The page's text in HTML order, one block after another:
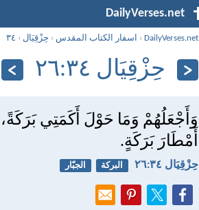
DailyVerses.net
DailyVerses.net
› اسفار الكتاب المقدس › حِزْقِيَال › ٣٤
حِزْقِيَال ٣٤:‏٢٦
وَأَجْعَلُهُمْ وَمَا حَوْلَ أَكَمَتِي
أَمْطَارَ بَرَكَةٍ.
حِزْقِيَال ٣٤:‏٢٦ البركة الجبّار